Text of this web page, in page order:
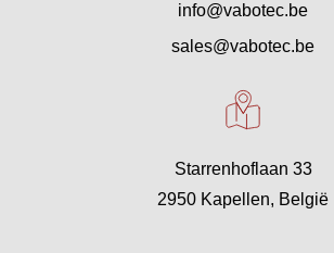
info@vabotec.be
sales@vabotec.be
Starrenhoflaan 33
2950 Kapellen, België